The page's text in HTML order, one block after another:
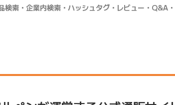
索・企業内検索・ハッシュタグ・レビュー・Q&A